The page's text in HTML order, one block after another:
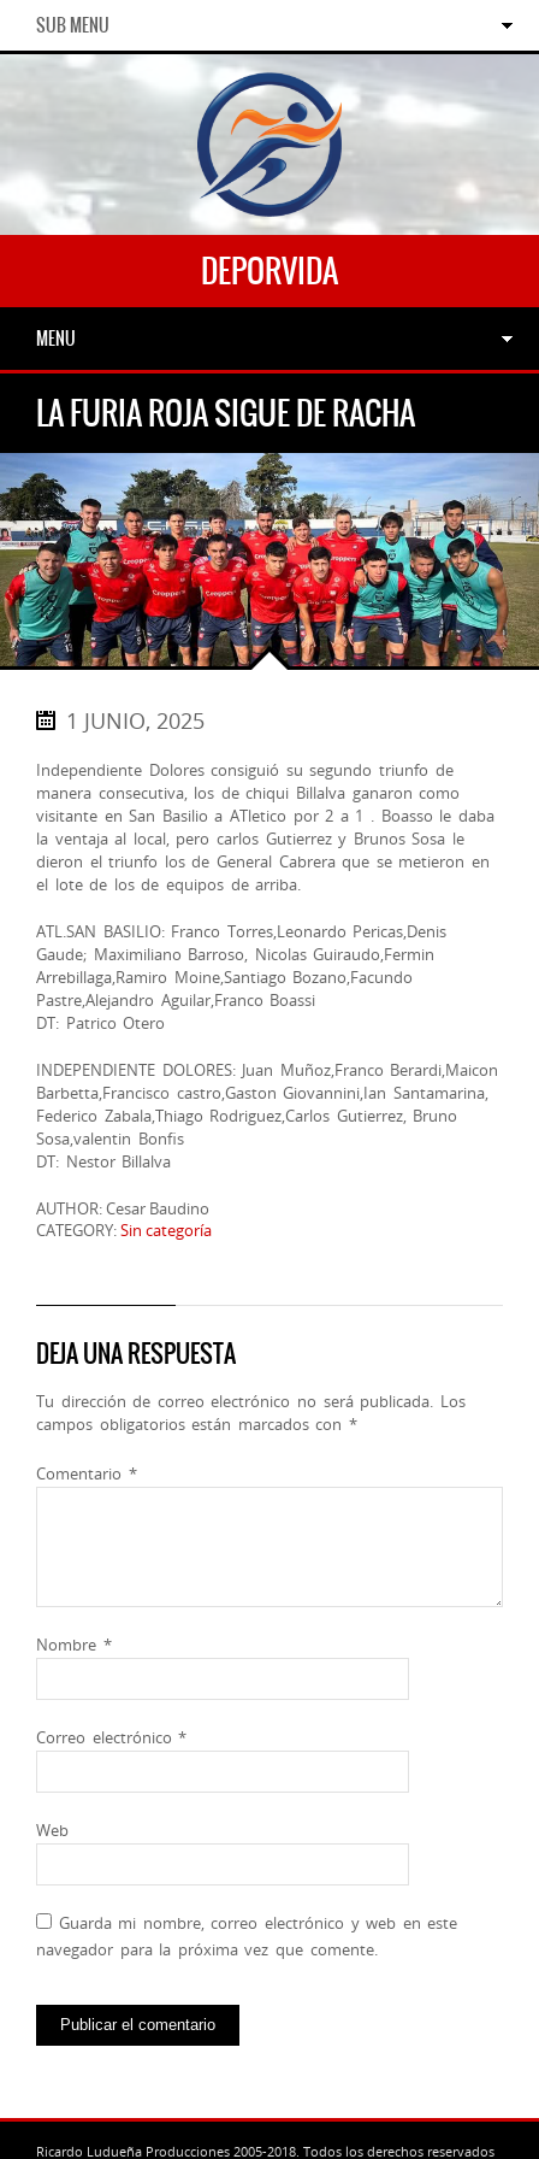
SUB MENU
DEPORVIDA
MENU
LA FURIA ROJA SIGUE DE RACHA
1 JUNIO, 2025
Independiente Dolores consiguió su segundo triunfo de
manera consecutiva, los de chiqui Billalva ganaron como
visitante en San Basilio a ATletico por 2 a 1 . Boasso le daba
la ventaja al local, pero carlos Gutierrez y Brunos Sosa le
dieron el triunfo los de General Cabrera que se metieron en
el lote de los de equipos de arriba.
ATL.SAN BASILIO: Franco Torres,Leonardo Pericas,Denis
Gaude; Maximiliano Barroso, Nicolas Guiraudo,Fermin
Arrebillaga,Ramiro Moine,Santiago Bozano,Facundo
Pastre,Alejandro Aguilar,Franco Boassi
DT: Patrico Otero
INDEPENDIENTE DOLORES: Juan Muñoz,Franco Berardi,Maicon
Barbetta,Francisco castro,Gaston Giovannini,Ian Santamarina,
Federico Zabala,Thiago Rodriguez,Carlos Gutierrez, Bruno
Sosa,valentin Bonfis
DT: Nestor Billalva
AUTHOR: Cesar Baudino
CATEGORY:Sin categoría
DEJA UNA RESPUESTA
Tu dirección de correo electrónico no será publicada. Los
campos obligatorios están marcados con *
Comentario *
Nombre *
Correo electrónico*
Web
Guarda mi nombre, correo electrónico y web en este
navegador para la próxima vez que comente.
Ricardo Ludueña Producciones 2005-2018. Todos los derechos reservados